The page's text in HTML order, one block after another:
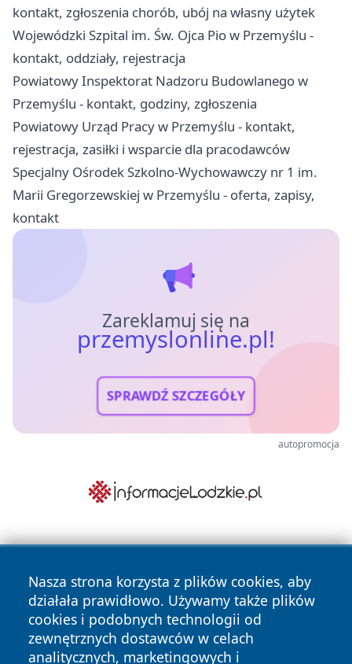
kontakt, zgłoszenia chorób, ubój na własny użytek
Wojewódzki Szpital im. Św. Ojca Pio w Przemyślu -
kontakt, oddziały, rejestracja
Powiatowy Inspektorat Nadzoru Budowlanego w
Przemyślu - kontakt, godziny, zgłoszenia
Powiatowy Urząd Pracy w Przemyślu - kontakt,
rejestracja, zasiłki i wsparcie dla pracodawców
Specjalny Ośrodek Szkolno-Wychowawczy nr 1 im.
Marii Gregorzewskiej w Przemyślu - oferta, zapisy,
kontakt
Zareklamuj się na
przemyslonline.pl!
SPRAWDŹ SZCZEGÓŁY
autopromocja
Nasza strona korzysta z plików cookies, aby
działała prawidłowo. Używamy także plików
cookies i podobnych technologii od
zewnętrznych dostawców w celach
analitycznych, marketingowych i
Copyright © 2026 przemyslonline.pl Wszystkie prawa
zastrzeżone.